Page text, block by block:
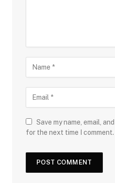
Save my name, email,
for the next time I comment.